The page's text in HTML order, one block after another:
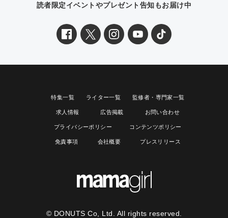
読者限定イベントやプレゼント告知もお届け中
特集一覧 ライター一覧 監修者・専門家一覧
求人情報 広告掲載 お問い合わせ
プライバシーポリシー コンテンツポリシー
免責事項 会社概要 プレスリリース
© DONUTS Co, Ltd. All rights reserved.